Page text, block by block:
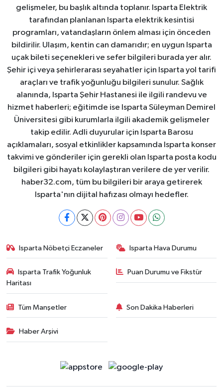
gelişmeler, bu başlık altında toplanır. Isparta Elektrik
tarafından planlanan Isparta elektrik kesintisi
programları, vatandaşların önlem alması için önceden
bildirilir. Ulaşım, kentin can damarıdır; en uygun Isparta
uçak bileti seçenekleri ve sefer bilgileri burada yer alır.
Şehir içi veya şehirlerarası seyahatler için Isparta yol tarifi
araçları ve trafik yoğunluğu bilgileri sunulur. Sağlık
alanında, Isparta Şehir Hastanesi ile ilgili randevu ve
hizmet haberleri; eğitimde ise Isparta Süleyman Demirel
Üniversitesi gibi kurumlarla ilgili akademik gelişmeler
takip edilir. Adli duyurular için Isparta Barosu
açıklamaları, sosyal etkinlikler kapsamında Isparta konser
takvimi ve gönderiler için gerekli olan Isparta posta kodu
bilgileri gibi hayatı kolaylaştıran verilere de yer verilir.
haber32.com, tüm bu bilgileri bir araya getirerek
Isparta'nın dijital hafızası olmayı hedefler.
Isparta Nöbetçi Eczaneler Isparta Hava Durumu
Isparta Trafik Yoğunluk
Haritası
Puan Durumu ve Fikstür
Tüm Manşetler Son Dakika Haberleri
Haber Arşivi